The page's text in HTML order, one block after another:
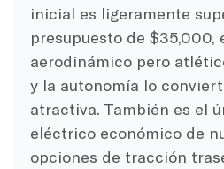
inicial es ligeramente
presupuesto de $35,000,
aerodinámico pero
y la autonomía lo
atractiva. También es el
eléctrico económico de
opciones de tracción